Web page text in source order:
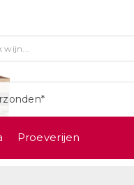
Proeverijen